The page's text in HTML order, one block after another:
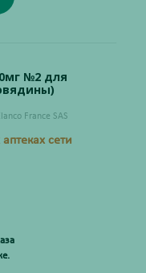
№2 для
France SAS
сети